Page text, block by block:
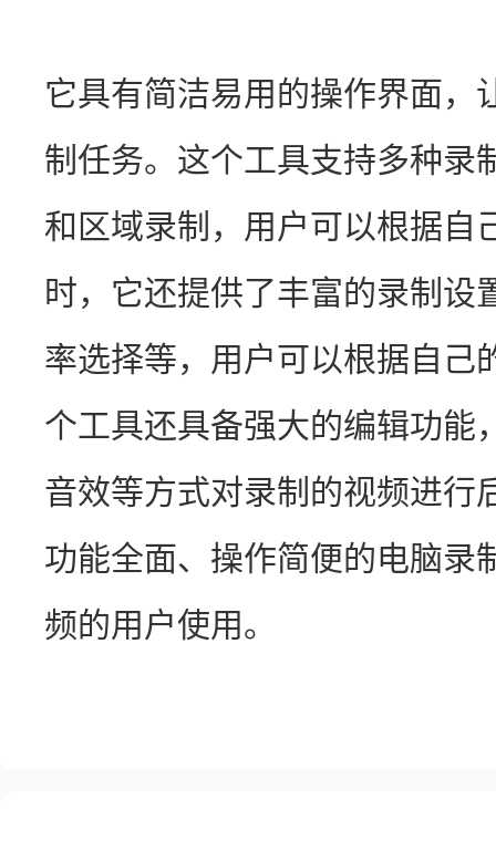
它具有简洁易用的操作界面，
制任务。这个工具支持多种录
和区域录制，用户可以根据自
时，它还提供了丰富的录制设
率选择等，用户可以根据自己
个工具还具备强大的编辑功能
音效等方式对录制的视频进行
功能全面、操作简便的电脑录
频的用户使用。